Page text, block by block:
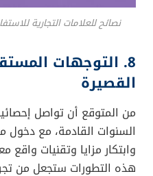
استخدام المؤثرات
الأصوات والموسيقى
بموسيقى تناسب الرسالة
صوت خاص بعلامتك
إبراز العنصر البصري:
استخدم ألوانًا مميزة
تضيف للمتابع تجربة
عناصر بصرية قوية غالبًا